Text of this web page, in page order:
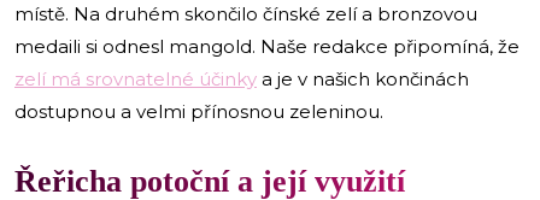
místě. Na druhém skončilo čínské zelí a bronzovou
medaili si odnesl mangold. Naše redakce připomíná, že
zelí má srovnatelné účinky a je v našich končinách
dostupnou a velmi přínosnou zeleninou.
Řeřicha potoční a její využití